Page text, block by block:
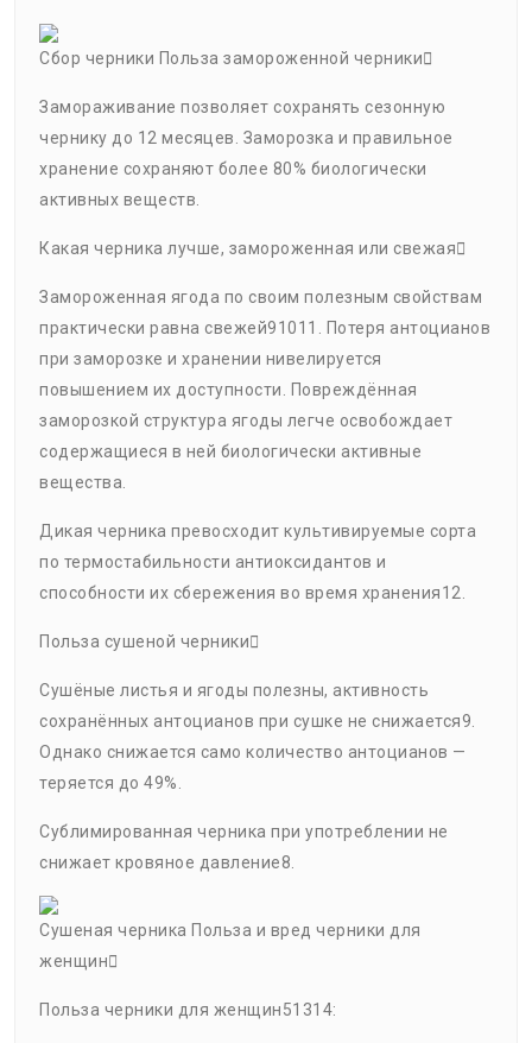
Сбор черники Польза замороженной черники
Замораживание позволяет сохранять сезонную
чернику до 12 месяцев. Заморозка и правильное
хранение сохраняют более 80% биологически
активных веществ.
Какая черника лучше, замороженная или свежая
Замороженная ягода по своим полезным свойствам
практически равна свежей91011. Потеря антоцианов
при заморозке и хранении нивелируется
повышением их доступности. Повреждённая
заморозкой структура ягоды легче освобождает
содержащиеся в ней биологически активные
вещества.
Дикая черника превосходит культивируемые сорта
по термостабильности антиоксидантов и
способности их сбережения во время хранения12.
Польза сушеной черники
Сушёные листья и ягоды полезны, активность
сохранённых антоцианов при сушке не снижается9.
Однако снижается само количество антоцианов —
теряется до 49%.
Сублимированная черника при употреблении не
снижает кровяное давление8.
Сушеная черника Польза и вред черники для
женщин
Польза черники для женщин51314: